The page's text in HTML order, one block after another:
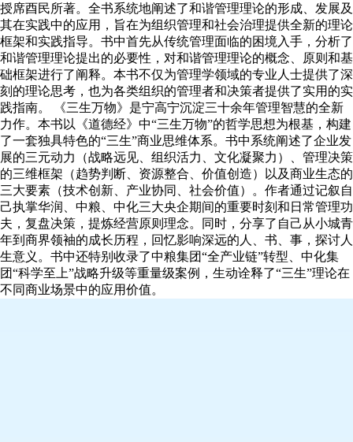
授席酉民所著。全书系统地阐述了和谐管理理论的形成、发展及
其在实践中的应用，旨在为组织管理和社会治理提供全新的理论
框架和实践指导。书中首先从传统管理面临的困境入手，分析了
和谐管理理论提出的必要性，对和谐管理理论的概念、原则和基
础框架进行了阐释。本书不仅为管理学领域的专业人士提供了深
刻的理论思考，也为各类组织的管理者和决策者提供了实用的实
践指南。 《三生万物》是宁高宁沉淀三十余年管理智慧的全新
力作。本书以《道德经》中“三生万物”的哲学思想为根基，构建
了一套独具特色的“三生”商业思维体系。书中系统阐述了企业发
展的三元动力（战略远见、组织活力、文化凝聚力）、管理决策
的三维框架（趋势判断、资源整合、价值创造）以及商业生态的
三大要素（技术创新、产业协同、社会价值）。作者通过记叙自
己执掌华润、中粮、中化三大央企期间的重要时刻和日常管理功
夫，复盘决策，提炼经营原则理念。同时，分享了自己从小城青
年到商界领袖的成长历程，回忆影响深远的人、书、事，探讨人
生意义。书中还特别收录了中粮集团“全产业链”转型、中化集
团“科学至上”战略升级等重量级案例，生动诠释了“三生”理论在
不同商业场景中的应用价值。